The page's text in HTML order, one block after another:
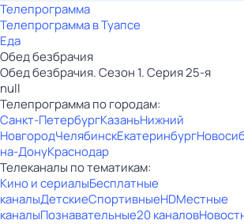
Телепрограмма
Телепрограмма в Туапсе
Еда
Обед безбрачия
Обед безбрачия. Сезон 1. Серия 25-я
null
Телепрограмма по городам:
Санкт-ПетербургКазаньНижний
НовгородЧелябинскЕкатеринбург
на-ДонуКраснодар
Телеканалы по тематикам:
Кино и сериалыБесплатные
каналыДетскиеСпортивныеHDМестные
каналыПознавательные20 каналов